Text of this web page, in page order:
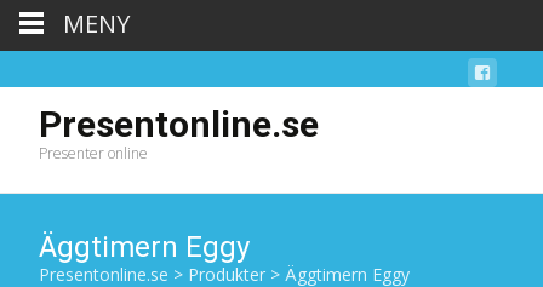
Presentonline.se
Presenter online
Äggtimern Eggy
Presentonline.se > Produkter > Äggtimern Eggy
MENY